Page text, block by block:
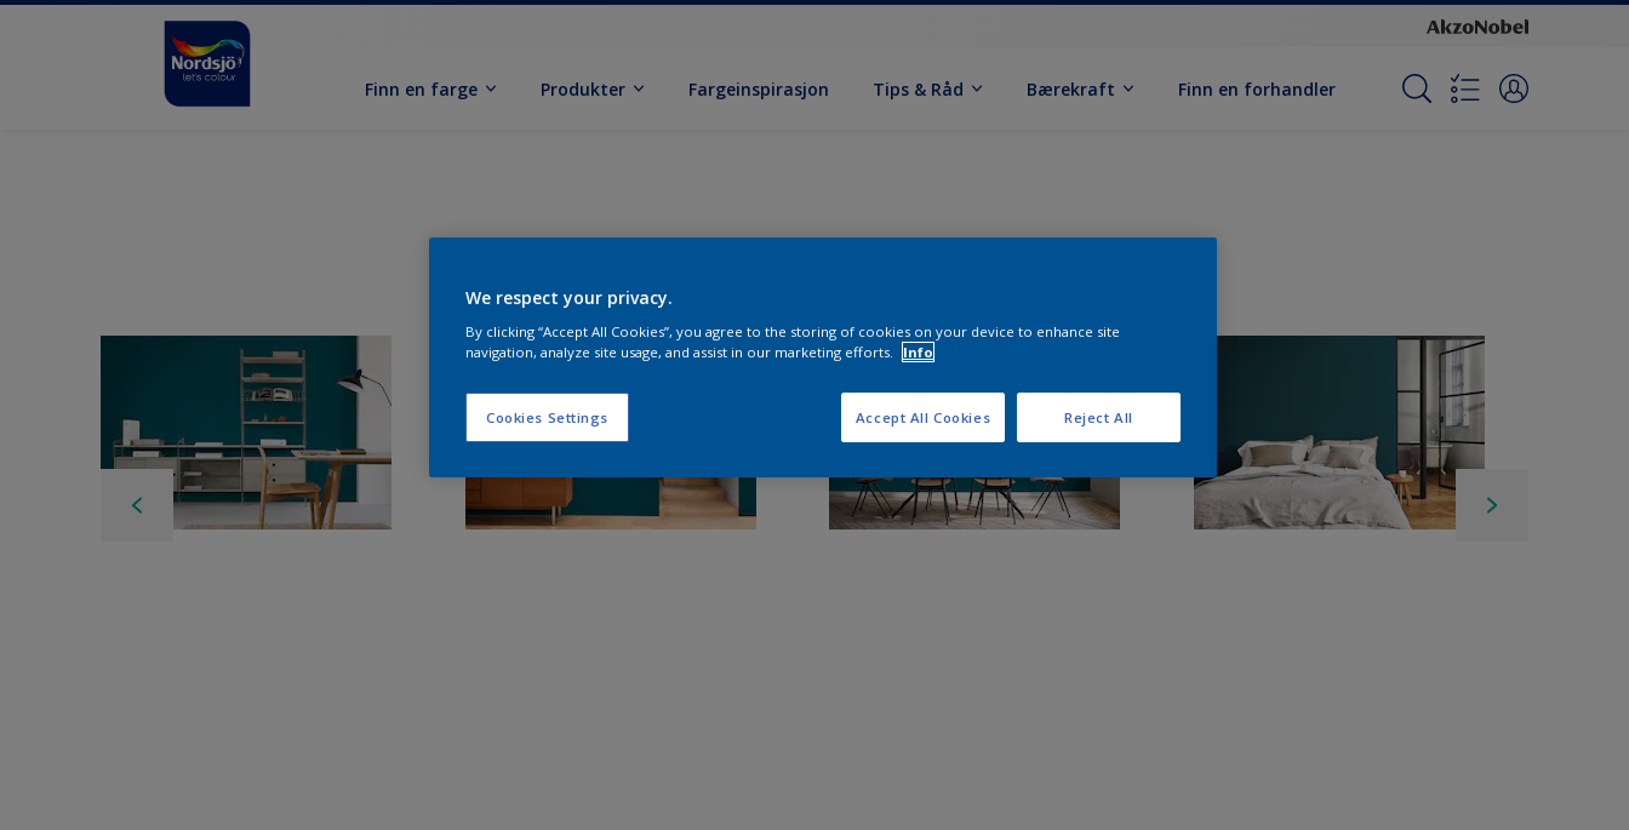
Finn en farge Produkter Fargeinspirasjon Tips & Råd Bærekraft Finn en forhandler
We respect your privacy.
By clicking “Accept All Cookies”, you agree to the storing of cookies on your device to enhance site
navigation, analyze site usage, and assist in our marketing efforts.
Info
Cookies Settings Reject All
Accept All Cookies